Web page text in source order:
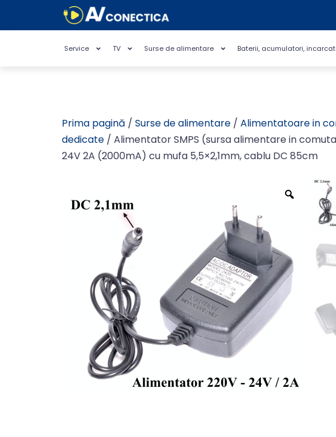
Service TV Surse de alimentare Baterii, acumulatori,
Prima pagină / Surse de alimentare / Alimentatoare in
dedicate / Alimentator SMPS (sursa alimentare in
24V 2A (2000mA) cu mufa 5,5×2,1mm, cablu DC 85cm